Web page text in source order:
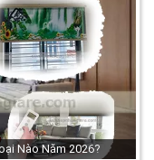
Nào Năm 2026?